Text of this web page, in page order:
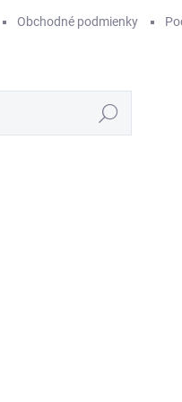
Obchodné podmienky
Hľadať